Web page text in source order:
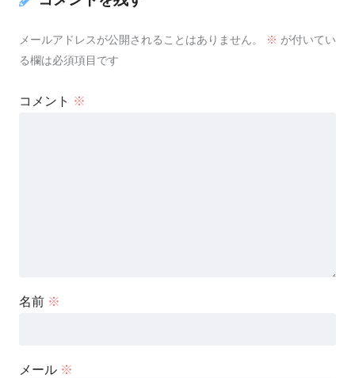
メールアドレスが公開されることはありません。 ※ が付いてい
る欄は必須項目です
コメント ※
名前 ※
メール ※